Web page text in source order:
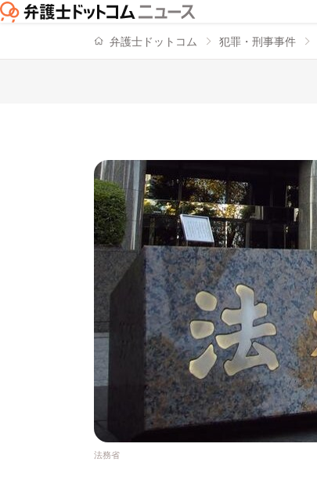
弁護士ドットコム 犯罪・刑事事件
法務省